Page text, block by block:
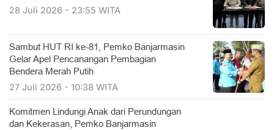
28 Juli 2026 - 23:55 WITA
Sambut HUT RI ke-81, Pemko Banjarmasin
Gelar Apel Pencanangan Pembagian
Bendera Merah Putih
27 Juli 2026 - 10:38 WITA
Komitmen Lindungi Anak dari Perundungan
dan Kekerasan, Pemko Banjarmasin